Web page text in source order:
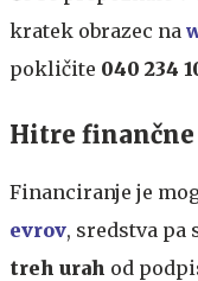
kratek obrazec na
pokličite 040 234
Hitre
Financiranje je
evrov, sredstva pa
treh urah od